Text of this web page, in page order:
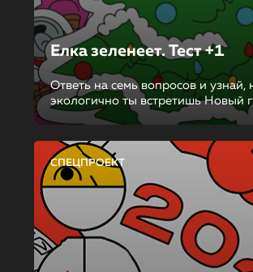
Елка зеленеет. Тест +1
Ответь на семь вопросов и узнай,
экологично ты встретишь Новый
СПЕЦПРОЕКТ